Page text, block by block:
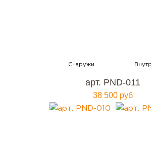
арт. PND-011
38 500 руб